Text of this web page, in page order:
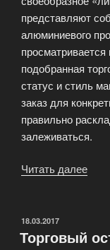
представляют
алюминиевого
подобранная
статус и стиль
заказ для
правильно
залеживаться.
Читать далее
что
ОПУБЛИКОВАНО
18.03.2017
Торговый